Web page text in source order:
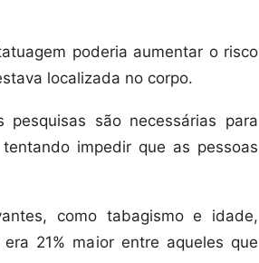
poderia aumentar o risco
localizada no corpo.
são necessárias para
impedir que as pessoas
como tabagismo e idade,
21% maior entre aqueles que